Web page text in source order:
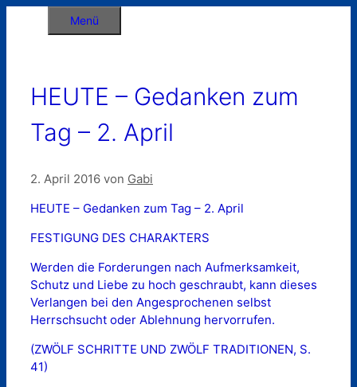
Menü
HEUTE – Gedanken zum
Tag – 2. April
2. April 2016 von Gabi
HEUTE – Gedanken zum Tag – 2. April
FESTIGUNG DES CHARAKTERS
Werden die Forderungen nach Aufmerksamkeit,
Schutz und Liebe zu hoch geschraubt, kann dieses
Verlangen bei den Angesprochenen selbst
Herrschsucht oder Ablehnung hervorrufen.
(ZWÖLF SCHRITTE UND ZWÖLF TRADITIONEN, S.
41)